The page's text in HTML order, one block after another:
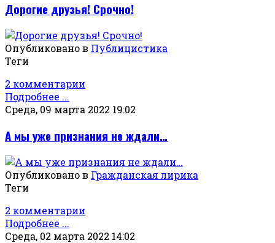
Дорогие друзья! Срочно!
Опубликовано в Публицистика
Теги
2 комментарии
Подробнее ...
Среда, 09 марта 2022 19:02
А мы уже признания не ждали…
Опубликовано в Гражданская лирика
Теги
2 комментарии
Подробнее ...
Среда, 02 марта 2022 14:02